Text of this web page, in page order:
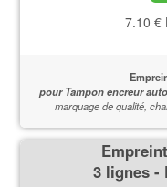
7.10 €
pour Tampon encreur
marquage de qualité,
3 lignes -